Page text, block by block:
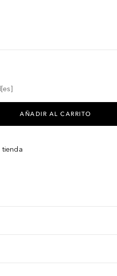
AÑADIR AL CARRITO
tienda